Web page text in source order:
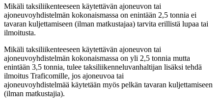
Mikäli taksiliikenteeseen käytettävän ajoneuvon tai
ajoneuvoyhdistelmän kokonaismassa on enintään 2,5 tonnia ei
tavaran kuljettamiseen (ilman matkustajaa) tarvita erillistä lupaa tai
ilmoitusta.
Mikäli taksiliikenteeseen käytettävän ajoneuvon tai
ajoneuvoyhdistelmän kokonaismassa on yli 2,5 tonnia mutta
enintään 3,5 tonnia, tulee taksiliikenneluvanhaltijan lisäksi tehdä
ilmoitus Traficomille, jos ajoneuvoa tai
ajoneuvoyhdistelmää käytetään myös pelkän tavaran kuljettamiseen
(ilman matkustajia).